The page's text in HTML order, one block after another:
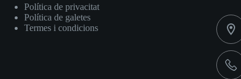
Política de privacitat
Política de galetes
Termes i condicions